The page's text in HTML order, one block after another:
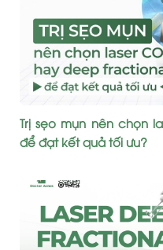
Trị sẹo mụn nên chọn
để đạt kết quả tối ưu?